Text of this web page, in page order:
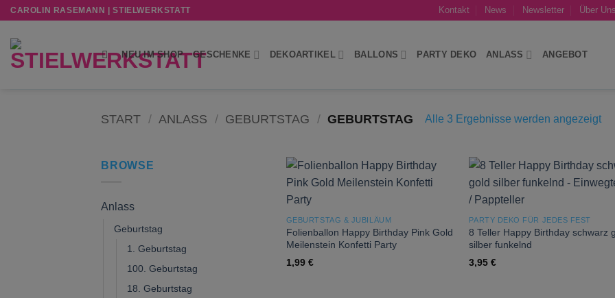
Zum
springen
CAROLIN RASEMANN | STIELWERKSTATT Kontakt News Newsletter Über Uns
NEU IM SHOP GESCHENKE DEKOARTIKEL BALLONS PARTY DEKO ANLASS ANGEBOT
START / ANLASS / GEBURTSTAG / GEBURTSTAG Alle 3 Ergebnisse werden angezeigt
BROWSE
Anlass
Geburtstag
1. Geburtstag
100. Geburtstag
18. Geburtstag
GEBURTSTAG & JUBILÄUM
Folienballon Happy Birthday Pink Gold
Meilenstein Konfetti Party
1,99 €
PARTY DEKO FÜR JEDES FEST
8 Teller Happy Birthday schwarz
silber funkelnd
3,95€